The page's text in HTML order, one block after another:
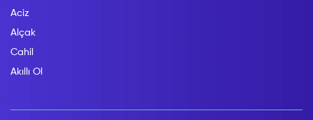
Aciz
Alçak
Cahil
Akıllı Ol